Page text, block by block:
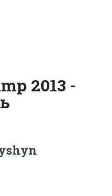
2013 -